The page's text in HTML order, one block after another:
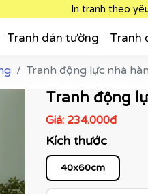
In tranh theo
Tranh dán tường Tranh
Tranh động lực nhà
Tranh động
Giá: 234.000đ
Kích thước
40x60cm